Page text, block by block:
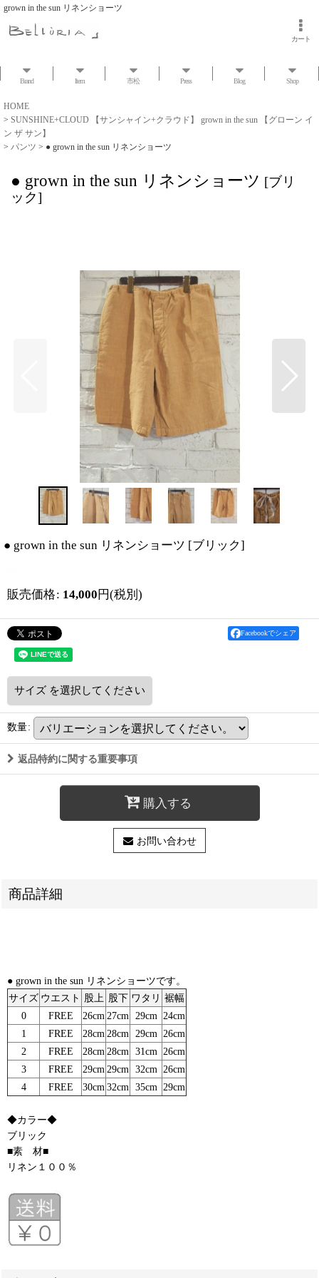
grown in the sun リネンショーツ
カート
Brand Item 市松 Press Blog Shop
HOME
> SUNSHINE+CLOUD 【サンシャイン+クラウド】 grown in the sun 【グローン イ
ン ザ サン】
> パンツ > ● grown in the sun リネンショーツ
● grown in the sun リネンショーツ [ブリ
ック]
● grown in the sun リネンショーツ [ブリック]
販売価格: 14,000 円(税別)
Facebookでシェア
サイズ を選択してください
数量:
返品特約に関する重要事項
購入する
お問い合わせ
商品詳細
● grown in the sun リネンショーツです。
サイズ ウエスト 股上 股下 ワタリ 裾幅
0
FREE 26cm 27cm 29cm
24cm
1
FREE 28cm 28cm 29cm
26cm
2
FREE 28cm 28cm 31cm
26cm
3
FREE 29cm 29cm 32cm
26cm
4
FREE 30cm 32cm 35cm 29cm
◆カラー◆
ブリック
■素 材■
リネン１００％